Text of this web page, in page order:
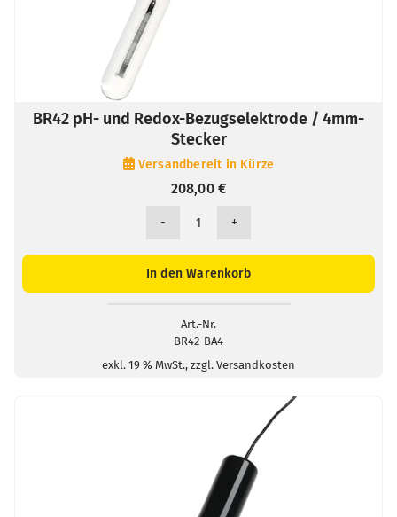
BR42 pH- und Redox-Bezugselektrode / 4mm-
Stecker
Versandbereit in Kürze
208,00€
BR42
und
/
4mm-
Stecker
In den Warenkorb
Art.-Nr.
BR42-BA4
exkl. 19 % MwSt., zzgl. Versandkosten